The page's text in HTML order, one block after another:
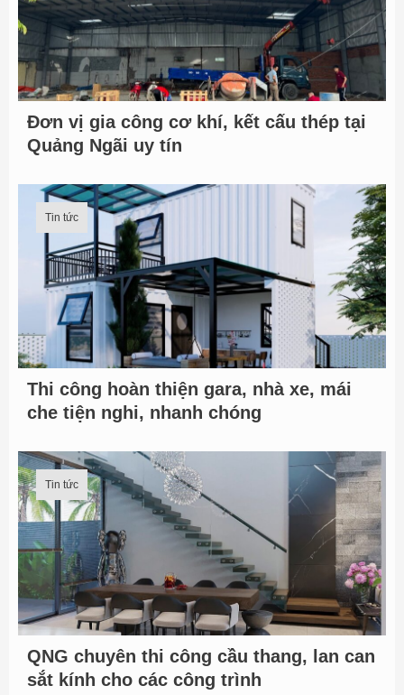
Đơn vị gia công cơ khí, kết cấu thép tại
Quảng Ngãi uy tín
Tin tức
Thi công hoàn thiện gara, nhà xe, mái
che tiện nghi, nhanh chóng
Tin tức
QNG chuyên thi công cầu thang, lan can
sắt kính cho các công trình